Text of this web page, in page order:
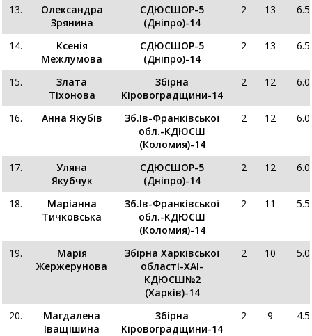
13.
Олександра
Зрянина
СДЮСШОР-5
(Дніпро)-14
2 13
14.
Ксенія
Межлумова
СДЮСШОР-5
(Дніпро)-14
2 13
15.
Злата
Тіхонова
Збірна
Кіровоградщини-14
2 12
16. Анна Якубів
Зб.Ів-Франківської
обл.-КДЮСШ
(Коломия)-14
2 12
17.
Уляна
Якубчук
СДЮСШОР-5
(Дніпро)-14
2 12
18.
Маріанна
Тичковська
Зб.Ів-Франківської
обл.-КДЮСШ
(Коломия)-14
2 11
19.
Марія
Жержерунова
Збірна Харківської
області-ХАІ-
КДЮСШ№2
(Харків)-14
2 10
20.
Магдалена
Іващішина
Збірна
Кіровоградщини-14
2 9